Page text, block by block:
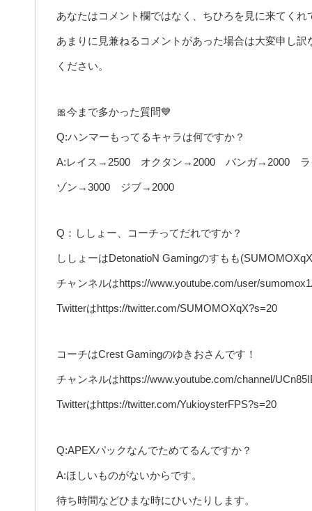
あなたはコメント欄ではなく、ちひろを見に来てく
あまりに見兼ねるコメントがあった場合は大変申し
ください。
🎀今まで多かった質問💙
Q:ハンマーもってるキャラは何ですか？
A:レイス→2500 オクタン→2000 バンガ→2000
ゾン→3000 ジブ→2000
Q：ししょー、コーチってだれですか？
ししょーはDetonatioN Gamingのすもも
チャンネルはhttps://www.youtube.com/user/
Twitterはhttps://twitter.com/SUMOMOXqX?s=20
コーチはCrest Gamingのゆきおさんです！
チャンネルはhttps://www.youtube.com/channel/
Twitterはhttps://twitter.com/YukioysterFPS?s=20
Q:APEXパックなんでためてるんですか？
A:ほしいものがないからです。
待ち時間などひまな時にひいたりします。